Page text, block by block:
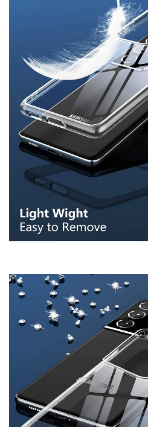
Để Lại Lời Nhắn
Vui lòng viết nội dung bạn muốn
hồi trong thời